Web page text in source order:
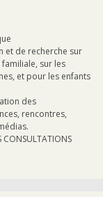
et de recherche sur
sur les
et pour les enfants
des
rencontres,
CONSULTATIONS